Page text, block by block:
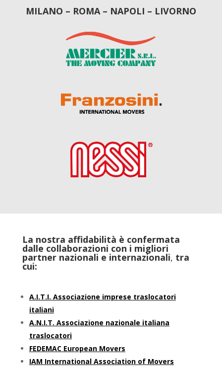
MILANO – ROMA – NAPOLI – LIVORNO
La nostra affidabilità è confermata
dalle collaborazioni con i migliori
partner nazionali e internazionali, tra
cui:
A.I.T.I. Associazione imprese traslocatori
italiani
A.N.I.T. Associazione nazionale italiana
traslocatori
FEDEMAC European Movers
IAM International Association of Movers